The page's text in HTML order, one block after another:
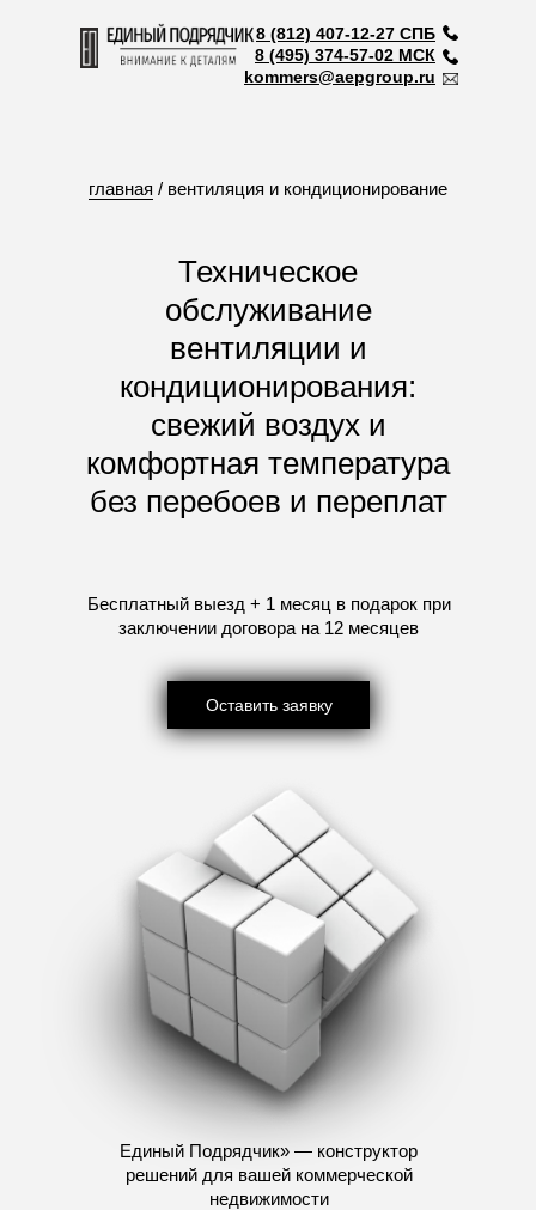
8 (812) 407-12-27 СПБ
8 (495) 374-57-02 МСК
kommers@aepgroup.ru
Техническое
обслуживание
вентиляции и
кондиционирования:
свежий воздух и
комфортная температура
без перебоев и переплат
Бесплатный выезд + 1 месяц в подарок при
заключении договора на 12 месяцев
Единый Подрядчик» — конструктор
решений для вашей коммерческой
недвижимости
главная / вентиляция и кондиционирование
Оставить заявку